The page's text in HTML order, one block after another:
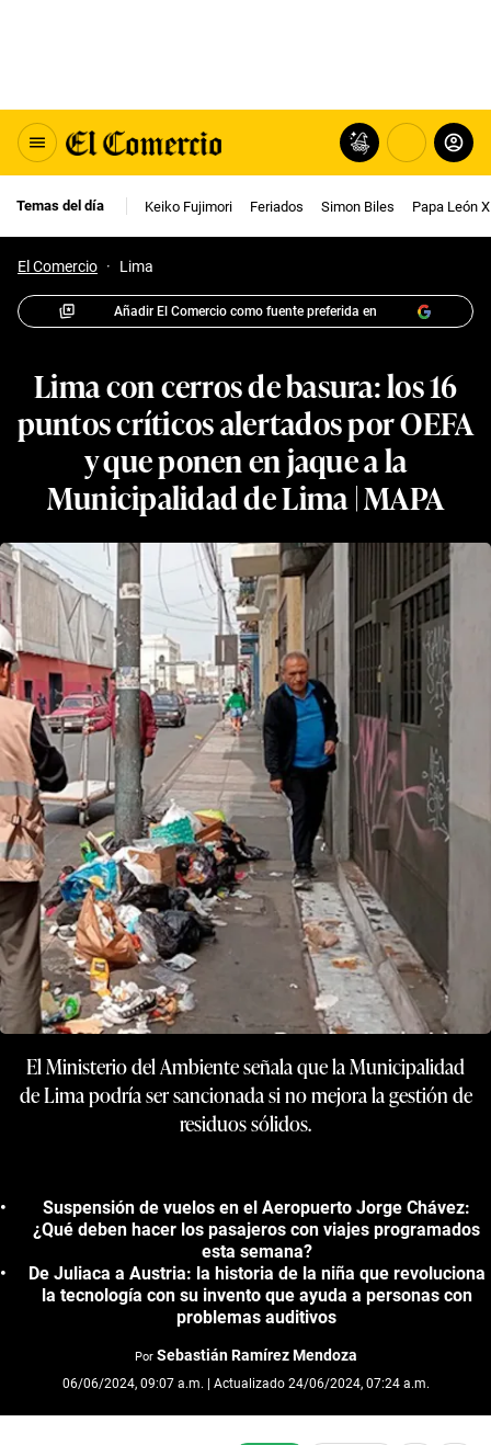
Temas del día Keiko Fujimori Feriados Simon Biles Papa León
El Comercio · Lima
Añadir El Comercio como fuente preferida en
Lima con cerros de basura: los 16
puntos críticos alertados por OEFA
y que ponen en jaque a la
Municipalidad de Lima | MAPA
El Ministerio del Ambiente señala que la Municipalidad
de Lima podría ser sancionada si no mejora la gestión de
residuos sólidos.
Suspensión de vuelos en el Aeropuerto Jorge Chávez:
¿Qué deben hacer los pasajeros con viajes programados
esta semana?
De Juliaca a Austria: la historia de la niña que revoluciona
la tecnología con su invento que ayuda a personas con
problemas auditivos
Por Sebastián Ramírez Mendoza
06/06/2024, 09:07 a.m. | Actualizado 24/06/2024, 07:24 a.m.